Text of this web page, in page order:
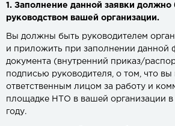
1. Заполнение данной заявки должно
руководством вашей организации.
Вы должны быть руководителем
и приложить при заполнении данной
документа (внутренний приказ/
подписью руководителя, о том, что вы
ответственным лицом за работу и
площадке НТО в вашей организации
году.